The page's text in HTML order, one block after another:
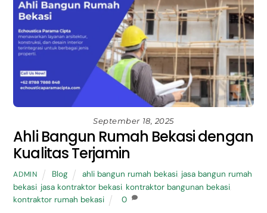
September 18, 2025
Ahli Bangun Rumah Bekasi dengan
Kualitas Terjamin
ADMIN Blog ahli bangun rumah bekasi, jasa bangun rumah
bekasi jasa kontraktor bekasi kontraktor bangunan bekasi
kontraktor rumah bekasi
0